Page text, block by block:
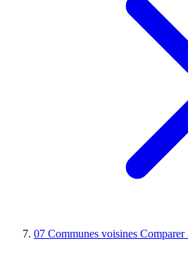
07 Communes voisines Comparer